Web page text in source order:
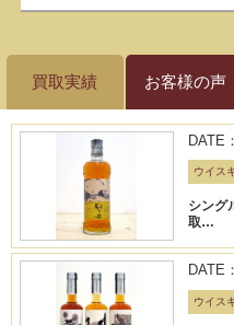
買取実績 お客様の声
DATE
ウイス
シング
取…
DATE
ウイス